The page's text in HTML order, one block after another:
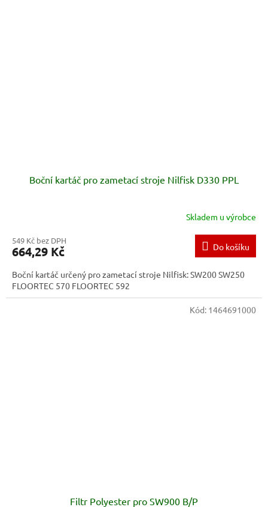
Boční kartáč pro zametací stroje Nilfisk D330 PPL
Skladem u výrobce
549 Kč bez DPH
664,29 Kč Do košíku
Boční kartáč určený pro zametací stroje Nilfisk: SW200 SW250
FLOORTEC 570 FLOORTEC 592
Filtr Polyester pro SW900 B/P
Kód: 1464691000